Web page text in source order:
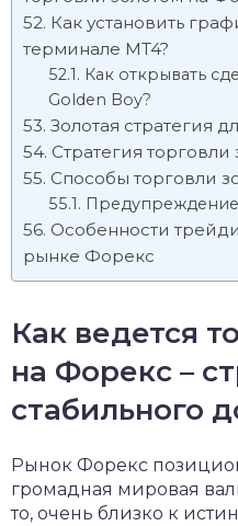
Как установить
терминале MT4?
Как открывать
Golden Boy?
Золотая стратегия
Стратегия торговли
Способы торговли
Предупреждение
Особенности
рынке Форекс
Как ведется
на Форекс –
стабильного
Рынок Форекс
громадная мировая
то, очень близко к